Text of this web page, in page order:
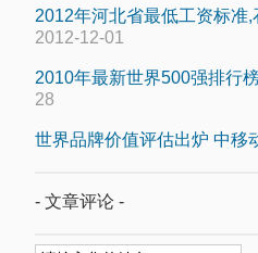
2012年河北省最低工资标准
2012-12-01
2010年最新世界500强排行
28
世界品牌价值评估出炉 中移
- 文章评论 -